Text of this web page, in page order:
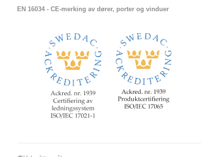
EN 16034 - CE-merking av dører, porter og vinduer